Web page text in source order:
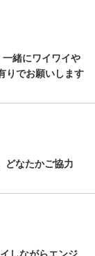
緒にワイワイや
りでお願いします
どなたかご協力